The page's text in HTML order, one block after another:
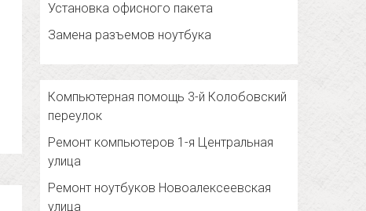
Установка офисного пакета
Замена разъемов ноутбука
Компьютерная помощь 3-й Колобовский
переулок
Ремонт компьютеров 1-я Центральная
улица
Ремонт ноутбуков Новоалексеевская
улица